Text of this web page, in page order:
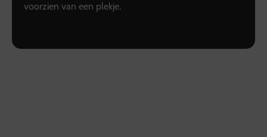
voorzien van een plekje.